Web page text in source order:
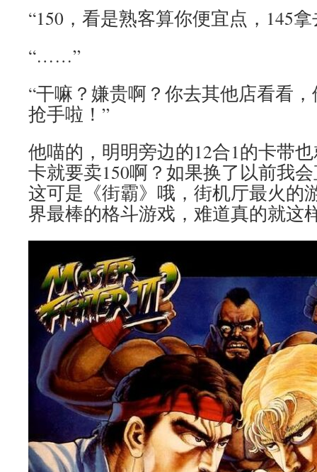
“150，看是熟客算你便宜点，145拿
“……”
“干嘛？嫌贵啊？你去其他店看看
抢手啦！”
他喵的，明明旁边的12合1的卡带
卡就要卖150啊？如果换了以前我
这可是《街霸》哦，街机厅最火的
界最棒的格斗游戏，难道真的就这